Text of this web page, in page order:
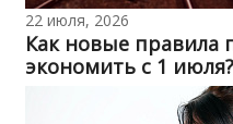
22 июля, 2026
Как новые правила
экономить с 1